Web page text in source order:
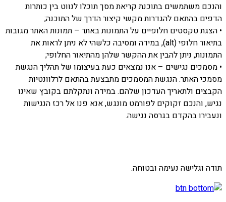
והנכם משתמשים בתוכנת קריאת מסך תוכלו לנווט בין כותרות
הדפים בהתאם להגדרות מקשי קיצור הדרך של התוכנה;
• הצגת טקסטים חלופיים על התמונות באתר – תמונות האתר מגובות
בתיאור חלופי (alt), במידה ומסיבה כלשהי לא ניתן לראות את
התמונות, ניתן להבין את ההקשר שלהן מהתיאור החלופי;
• מסמכים נגישים – אנו נמצאים כעת בעיצומו של תהליך הנגשת
מסמכי האתר. הנגשת המסמכים מתבצעת בהתאם לרלוונטיות
הקבצים ולתאריך העדכון שלהם. במידה ונתקלתם בקובץ שאינו
נגיש, והנכם זקוקים לפורמט מונגש, אנא פנו אל רכז הנגישות
ונעבירו בהקדם בגרסה נגישה.
תודה וגלישה נעימה ובטוחה.